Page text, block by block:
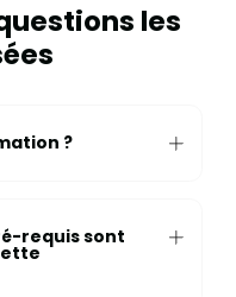
les
?
requis sont